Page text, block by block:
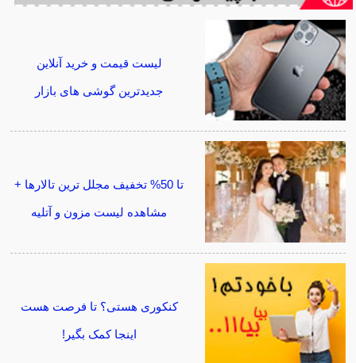
لیست قیمت و خرید آنلاین
جدیدترین گوشی های بازار
تا 50% تخفیف مجلل ترین تالارها +
مشاهده لیست مزون و آتلیه
کنکوری هستی؟ تا فرصت هست
اینجا کمک بگیر!